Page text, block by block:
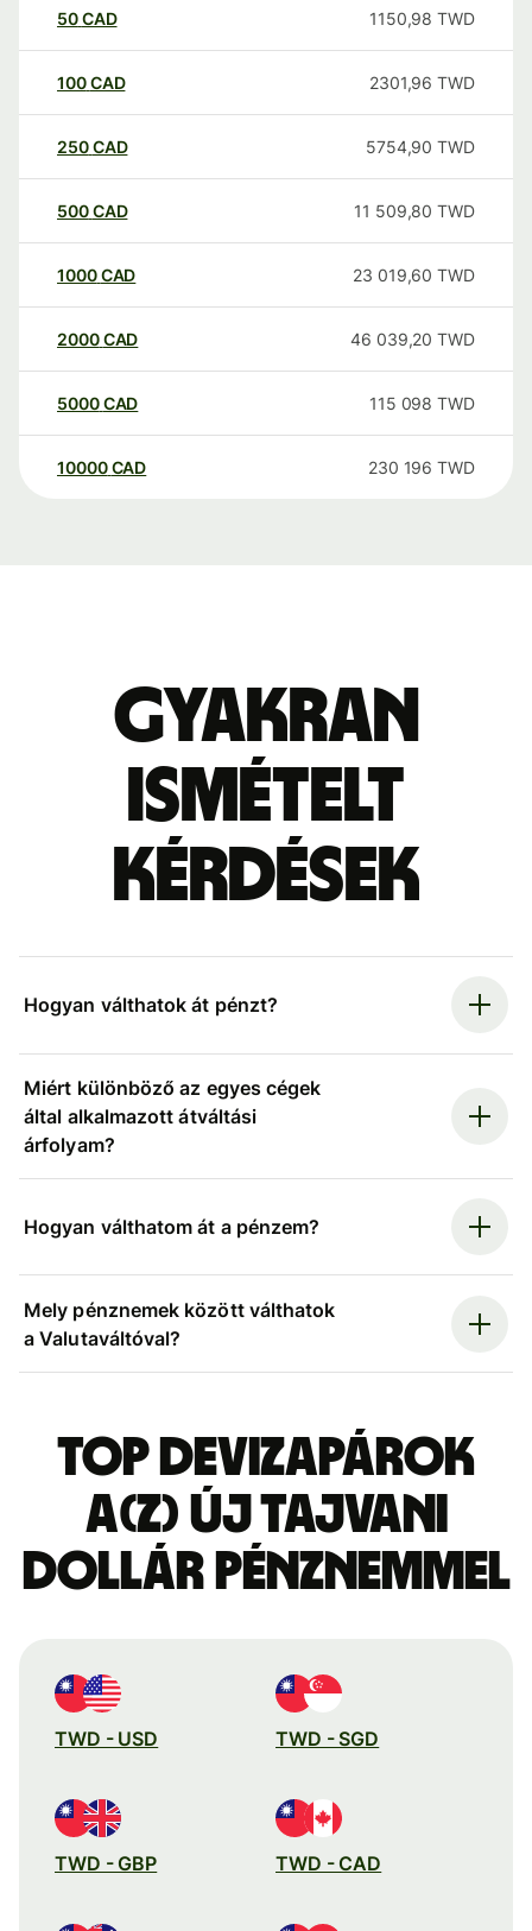
50CAD 1150,98 TWD
100CAD 2301,96 TWD
250CAD 5754,90 TWD
500CAD 11 509,80 TWD
1000CAD 23 019,60 TWD
2000CAD 46 039,20 TWD
5000CAD 115 098 TWD
10000 CAD 230 196 TWD
Gyakran
ismételt
kérdések
Hogyan válthatok át pénzt?
Miért különböző az egyes cégek
által alkalmazott átváltási
árfolyam?
Hogyan válthatom át a pénzem?
Mely pénznemek között válthatok
a Valutaváltóval?
Top devizapárok
a(z) új tajvani
dollár pénznemmel
TWD - USD TWD - SGD
TWD - GBP TWD - CAD